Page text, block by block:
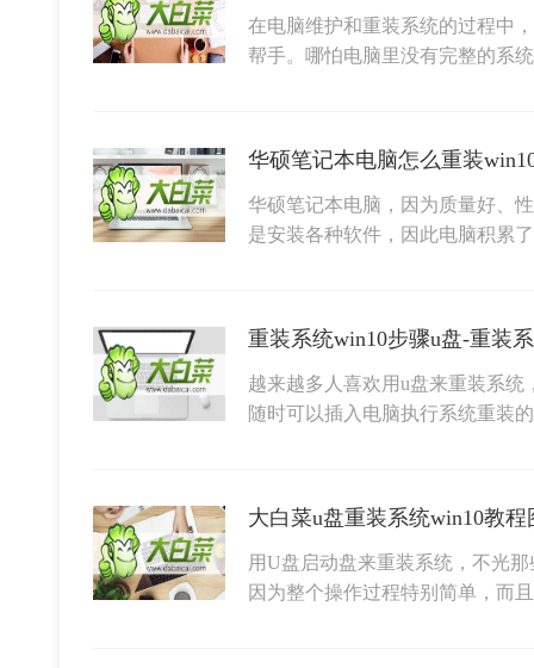
在电脑维护和重装系统的过程中
帮手。哪怕电脑里没有完整的系
华硕笔记本电脑怎么重装
华硕笔记本电脑，因为质量好、
是安装各种软件，因此电脑积累
重装系统win10步骤u盘-重装
越来越多人喜欢用u盘来重装系
随时可以插入电脑执行系统重装
大白菜u盘重装系统win10教程
用U盘启动盘来重装系统，不光
因为整个操作过程特别简单，而